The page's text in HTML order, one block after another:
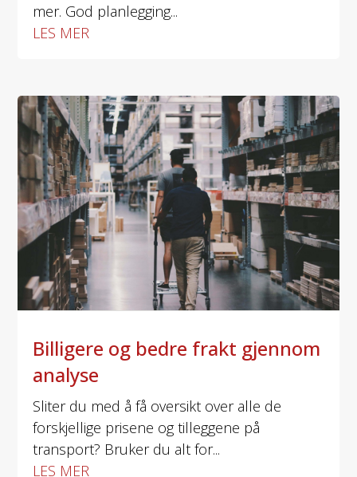
mer. God planlegging...
LES MER
Billigere og bedre frakt gjennom
analyse
Sliter du med å få oversikt over alle de
forskjellige prisene og tilleggene på
transport? Bruker du alt for...
LES MER